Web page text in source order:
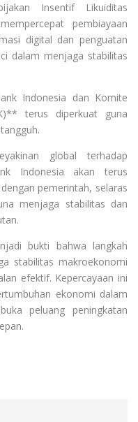
Insentif Likuiditas
pembiayaan
digital dan penguatan
dalam menjaga stabilitas
Indonesia dan Komite
terus diperkuat guna
global terhadap
Indonesia akan terus
pemerintah, selaras
menjaga stabilitas dan
bukti bahwa langkah
stabilitas makroekonomi
efektif. Kepercayaan ini
ekonomi dalam
peluang peningkatan